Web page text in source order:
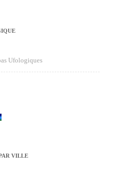
Ufologiques
VILLE